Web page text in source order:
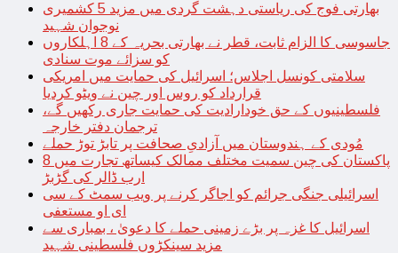
بھارتی فوج کی ریاستی دہشت گردی میں مزید 5 کشمیری
نوجوان شہید
جاسوسی کا الزام ثابت، قطر نے بھارتی بحریہ کے 8 اہلکاروں
کو سزائے موت سنادی
سلامتی کونسل اجلاس؛ اسرائیل کی حمایت میں امریکی
قرارداد کو روس اور چین نے ویٹو کردیا
فلسطینیوں کے حق خودارادیت کی حمایت جاری رکھیں گے،
ترجمان دفتر خارجہ
مُودی کے ہندوستان میں آزادیِ صحافت پر تابڑ توڑ حملے
پاکستان کی چین سمیت مختلف ممالک کیساتھ تجارت میں 8
ارب ڈالر کی گڑبڑ
اسرائیلی جنگی جرائم کو اجاگر کرنے پر ویب سمٹ کے سی
ای او مستعفی
اسرائیل کا غزہ پر بڑے زمینی حملے کا دعویٰ ، بمباری سے
مزید سینکڑوں فلسطینی شہید